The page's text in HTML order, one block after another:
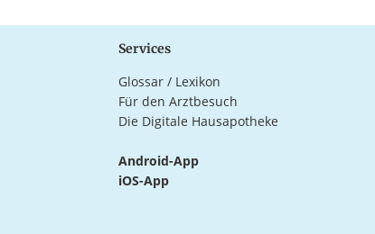
Services
Glossar / Lexikon
Für den Arztbesuch
Die Digitale Hausapotheke
Android-App
iOS-App